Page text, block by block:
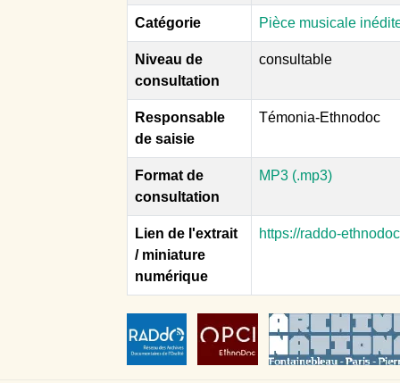
Catégorie Pièce musicale
Niveau de
consultation
consultable
Responsable
de saisie
Témonia-Ethnodoc
Format de
consultation
MP3 (.mp3)
Lien de l'extrait
/ miniature
numérique
https://raddo-